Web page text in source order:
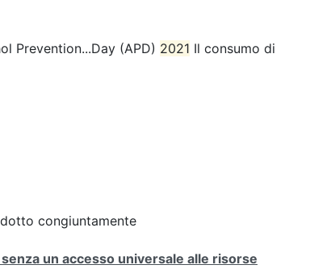
Prevention...Day (APD) 2021 Il consumo di
congiuntamente
un accesso universale alle risorse